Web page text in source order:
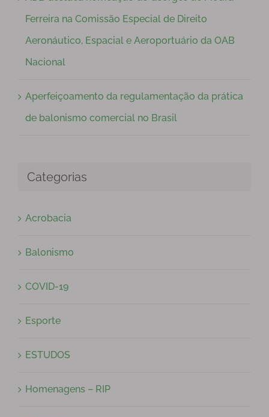
Ferreira na Comissão Especial de Direito
Aeronáutico, Espacial e Aeroportuário da OAB
Nacional
Aperfeiçoamento da regulamentação da prática
de balonismo comercial no Brasil
Categorias
Acrobacia
Balonismo
COVID-19
Esporte
ESTUDOS
Homenagens – RIP